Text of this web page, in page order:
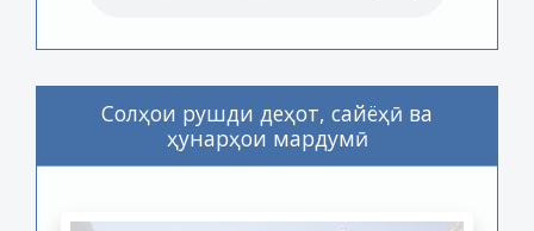
Солҳои рушди деҳот, сайёҳӣ ва
ҳунарҳои мардумӣ